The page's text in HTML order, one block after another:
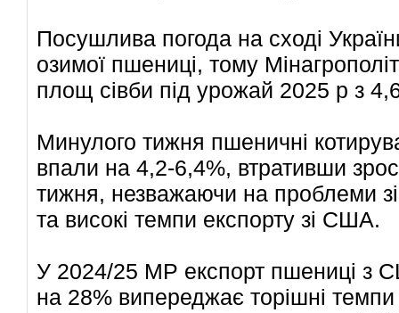
Посушлива погода на сході
озимої пшениці, тому
площ сівби під урожай 2025 р з
Минулого тижня пшеничні
впали на 4,2-6,4%, втративши
тижня, незважаючи на проблеми
та високі темпи експорту зі США.
У 2024/25 МР експорт пшениці з
на 28% випереджає торішні